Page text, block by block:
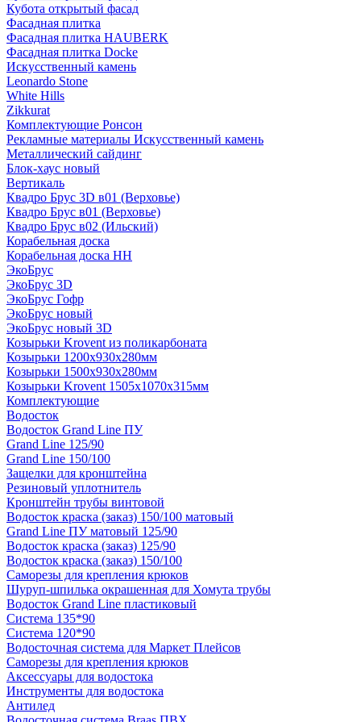
Кубота открытый фасад
Фасадная плитка
Фасадная плитка HAUBERK
Фасадная плитка Docke
Искусственный камень
Leonardo Stone
White Hills
Zikkurat
Комплектующие Ронсон
Рекламные материалы Искусственный камень
Металлический сайдинг
Блок-хаус новый
Вертикаль
Квадро Брус 3D в01 (Верховье)
Квадро Брус в01 (Верховье)
Квадро Брус в02 (Ильский)
Корабельная доска
Корабельная доска НН
ЭкоБрус
ЭкоБрус 3D
ЭкоБрус Гофр
ЭкоБрус новый
ЭкоБрус новый 3D
Козырьки Krovent из поликарбоната
Козырьки 1200х930х280мм
Козырьки 1500х930х280мм
Козырьки Krovent 1505х1070х315мм
Комплектующие
Водосток
Водосток Grand Line ПУ
Grand Line 125/90
Grand Line 150/100
Защелки для кронштейна
Резиновый уплотнитель
Кронштейн трубы винтовой
Водосток краска (заказ) 150/100 матовый
Grand Line ПУ матовый 125/90
Водосток краска (заказ) 125/90
Водосток краска (заказ) 150/100
Саморезы для крепления крюков
Шуруп-шпилька окрашенная для Хомута трубы
Водосток Grand Line пластиковый
Система 135*90
Система 120*90
Водосточная система для Маркет Плейсов
Саморезы для крепления крюков
Аксессуары для водостока
Инструменты для водостока
Антилед